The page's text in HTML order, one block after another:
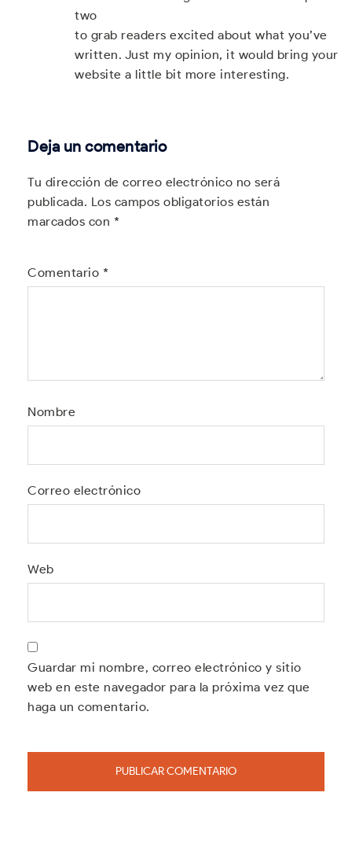
two
to grab readers excited about what you’ve
written. Just my opinion, it would bring your
website a little bit more interesting.
Deja un comentario
Tu dirección de correo electrónico no será
publicada. Los campos obligatorios están
marcados con *
Comentario *
Nombre
Correo electrónico
Web
Guardar mi nombre, correo electrónico y sitio
web en este navegador para la próxima vez que
haga un comentario.